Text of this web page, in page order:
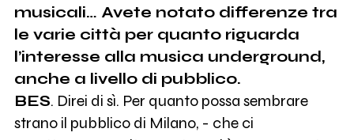
musicali… Avete notato differenze tra
le varie città per quanto riguarda
l’interesse alla musica underground,
anche a livello di pubblico.
BES. Direi di sì. Per quanto possa sembrare
strano il pubblico di Milano, - che ci